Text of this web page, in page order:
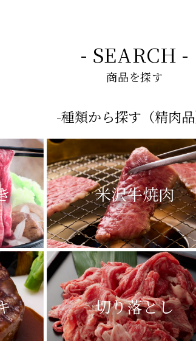
- SEARCH -
米沢牛焼肉
切り落とし